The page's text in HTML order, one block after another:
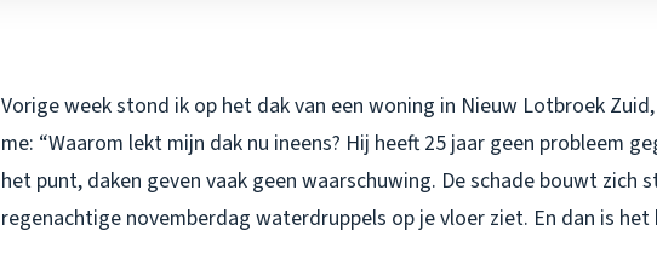
Vorige week stond ik op het dak van een woning in Nieuw Lotbroek
me: “Waarom lekt mijn dak nu ineens? Hij heeft 25 jaar geen probleem
het punt, daken geven vaak geen waarschuwing. De schade bouwt zich
regenachtige novemberdag waterdruppels op je vloer ziet. En dan is het